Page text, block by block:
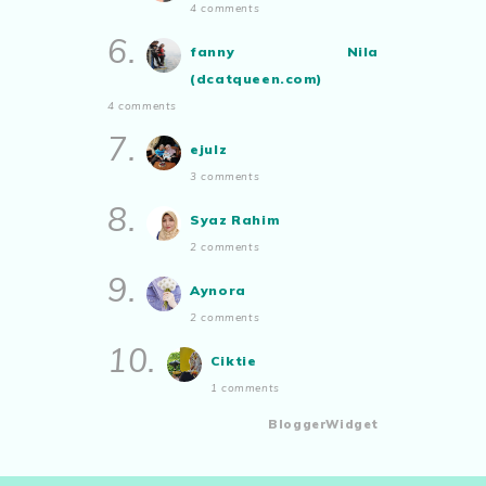
4 comments
6.
fanny Nila
(dcatqueen.com)
4 comments
7. ejulz
3 comments
8. Syaz Rahim
2 comments
9. Aynora
2 comments
10. Ciktie
1 comments
BloggerWidget